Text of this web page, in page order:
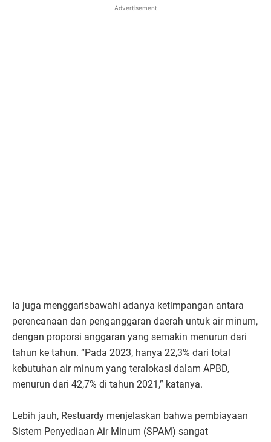
Advertisement
Ia juga menggarisbawahi adanya ketimpangan antara
perencanaan dan penganggaran daerah untuk air minum,
dengan proporsi anggaran yang semakin menurun dari
tahun ke tahun. “Pada 2023, hanya 22,3% dari total
kebutuhan air minum yang teralokasi dalam APBD,
menurun dari 42,7% di tahun 2021,” katanya.
Lebih jauh, Restuardy menjelaskan bahwa pembiayaan
Sistem Penyediaan Air Minum (SPAM) sangat